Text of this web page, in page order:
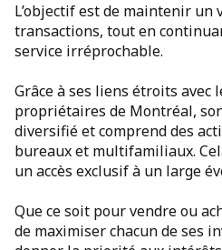
L’objectif est de maintenir un
transactions, tout en
service irréprochable.
Grâce à ses liens étroits avec
propriétaires de Montréal,
diversifié et comprend des
bureaux et multifamiliaux.
un accès exclusif à un large
Que ce soit pour vendre ou
de maximiser chacun de ses